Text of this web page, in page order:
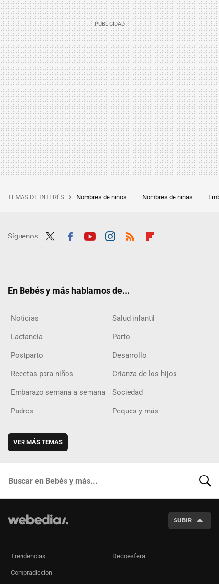
TEMAS DE INTERÉS Nombres de niños Nombres de niñas
Síguenos
En Bebés y más hablamos de...
Noticias Salud infantil
Lactancia Parto
Postparto Desarrollo
Recetas para niños Crianza de los hijos
Embarazo semana a semana Sociedad
Padres Peques y más
VER MÁS TEMAS
SUBIR
Trendencias Decoesfera
Compradiccion